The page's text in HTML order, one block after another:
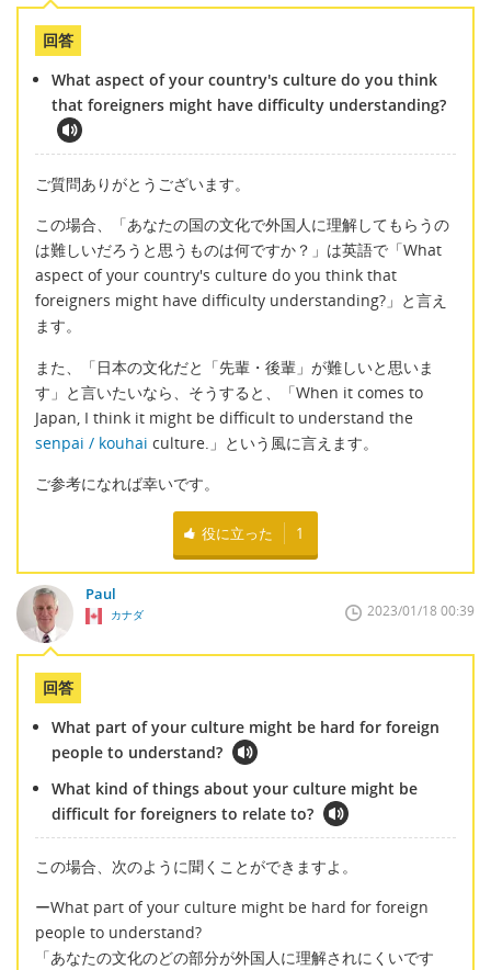
回答
What aspect of your country's culture do you think
that foreigners might have difficulty understanding?
ご質問ありがとうございます。
この場合、「あなたの国の文化で外国人に理解してもらうの
は難しいだろうと思うものは何ですか？」は英語で「What
aspect of your country's culture do you think that
foreigners might have difficulty understanding?」と言え
ます。
また、「日本の文化だと「先輩・後輩」が難しいと思いま
す」と言いたいなら、そうすると、「When it comes to
Japan, I think it might be difficult to understand the
senpai / kouhai culture.」という風に言えます。
ご参考になれば幸いです。
役に立った 1
Paul
カナダ 2023/01/18 00:39
回答
What part of your culture might be hard for foreign
people to understand?
What kind of things about your culture might be
difficult for foreigners to relate to?
この場合、次のように聞くことができますよ。
ーWhat part of your culture might be hard for foreign
people to understand?
「あなたの文化のどの部分が外国人に理解されにくいです